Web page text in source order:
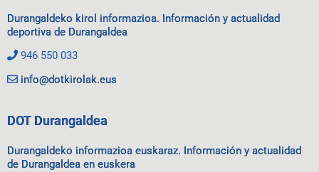
Durangaldeko kirol informazioa. Información y actualidad
deportiva de Durangaldea
946 550 033
info@dotkirolak.eus
DOT Durangaldea
Durangaldeko informazioa euskaraz. Información y actualidad
de Durangaldea en euskera